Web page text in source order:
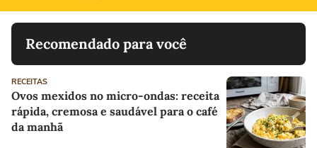
Recomendado para você
RECEITAS
Ovos mexidos no micro-ondas: receita
rápida, cremosa e saudável para o café
da manhã